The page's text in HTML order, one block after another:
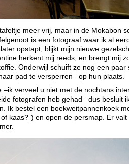
meer vrij, maar in de Mokabon
is een fotograaf waar ik al
opstapt, blijkt mijn nieuwe
herkent mij reeds, en brengt mij
Onderwijl schuift ze nog een paar
pad te versperren– op hun plaats.
–ik verveel u niet met de nochtans
fotografen heb gehad– dus besluit
Ik bestel een boekweitpannenkoek
kaas?”) en open de persmap. Er